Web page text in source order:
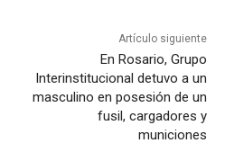
Artículo siguiente
En Rosario, Grupo
Interinstitucional detuvo a un
masculino en posesión de un
fusil, cargadores y
municiones